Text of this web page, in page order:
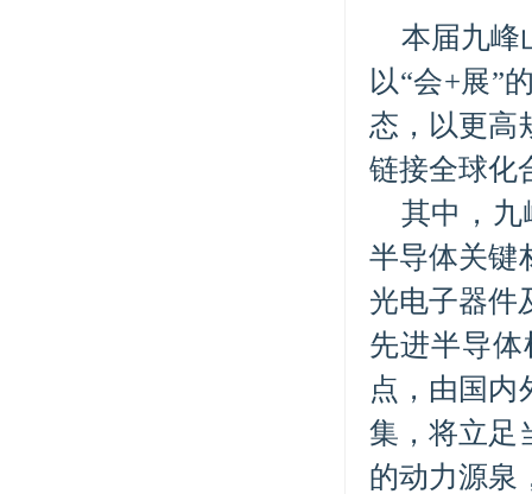
本届九峰
以“会+展”
态，以更高
链接全球化
其中，九
半导体关键
光电子器件
先进半导
点，由国内
集，将立足
的动力源泉